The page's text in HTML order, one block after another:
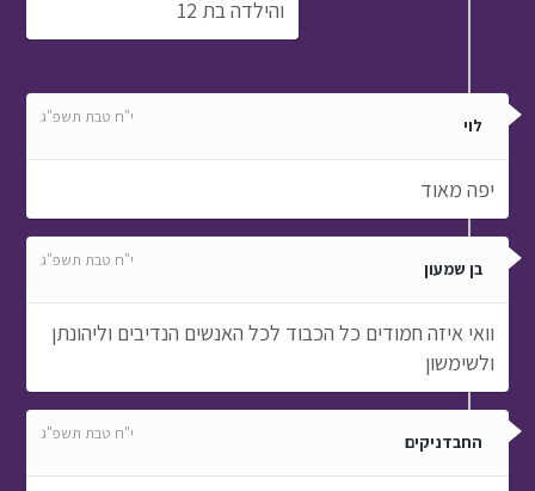
והילדה בת 12
לוי י"ח טבת תשפ"ג
יפה מאוד
בן שמעון י"ח טבת תשפ"ג
וואי איזה חמודים כל הכבוד לכל האנשים הנדיבים וליהונתן
ולשימשון
החבדניקים י"ח טבת תשפ"ג